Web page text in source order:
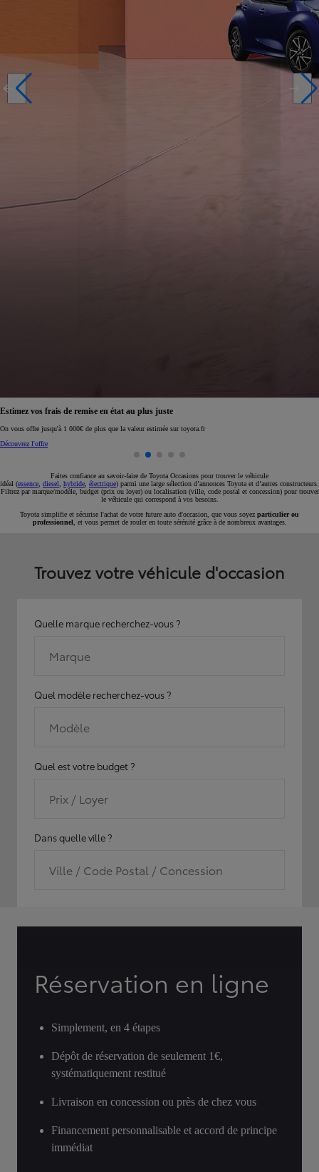
Réservez en ligne votre occasion pour 1€ seulement
Réservez en ligne
Faites confiance au savoir-faire de Toyota Occasions pour trouver le véhicule
idéal (essence diesel hybride électrique) parmi une large sélection d’annonces Toyota et d’autres constructeurs.
Filtrez par marque/modèle, budget (prix ou loyer) ou localisation (ville, code postal et concession) pour trouver
le véhicule qui correspond à vos besoins.
Toyota simplifie et sécurise l'achat de votre future auto d'occasion, que vous soyez particulier ou
professionnel , et vous permet de rouler en toute sérénité grâce à de nombreux avantages.
Trouvez votre véhicule d'occasion
Quelle marque recherchez-vous ?
Marque
Quel modèle recherchez-vous ?
Modèle
Quel est votre budget ?
Prix / Loyer
Dans quelle ville ?
Ville / Code Postal / Concession
Réservation en ligne
Simplement, en 4 étapes
Dépôt de réservation de seulement 1€,
systématiquement restitué
Livraison en concession ou près de chez vous
Financement personnalisable et accord de principe
immédiat